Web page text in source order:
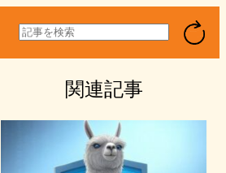
検
索
関連記事